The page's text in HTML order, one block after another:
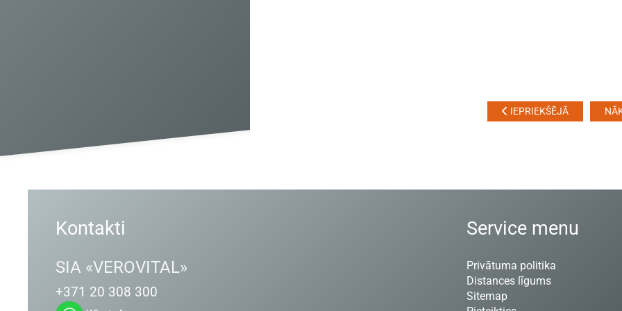
IEPRIEKŠĒJĀ
Kontakti
SIA «VEROVITAL»
+371 20 308 300
Service menu
Privātuma politika
Distances līgums
Sitemap